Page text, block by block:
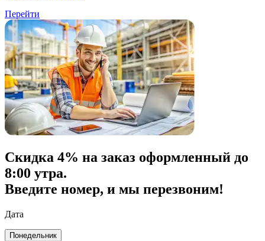
Перейти
Скидка 4% на заказ оформленный до
8:00 утра.
Введите номер, и мы перезвоним!
Дата
Понедельник